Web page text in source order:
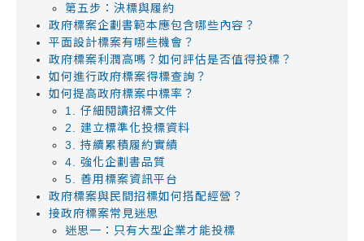
第五步：決標與履約
政府標案企劃書範本應包含哪些內容？
平面設計標案有哪些機會？
政府標案利潤高嗎？如何評估是否值得投標？
如何進行政府標案得標查詢？
如何提高政府標案中標率？
1. 仔細閱讀招標文件
2. 建立標準化投標資料
3. 持續累積履約實績
4. 強化企劃書品質
5. 善用標案資訊平台
政府標案與民間招標如何搭配經營？
接政府標案常見迷思
迷思一：只有大型企業才能投標